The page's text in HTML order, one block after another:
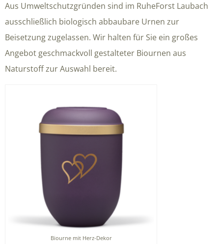
Aus Umweltschutzgründen sind im RuheForst Laubach
ausschließlich biologisch abbaubare Urnen zur
Beisetzung zugelassen. Wir halten für Sie ein großes
Angebot geschmackvoll gestalteter Biournen aus
Naturstoff zur Auswahl bereit.
Biourne mit Herz-Dekor